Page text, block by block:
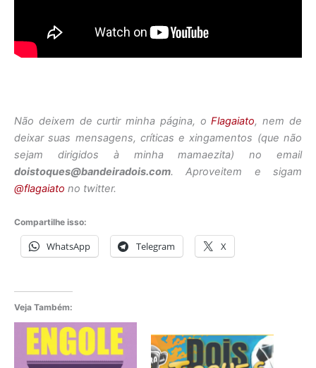
Não deixem de curtir minha página, oFlagaiato, nem de
deixar suas mensagens, críticas e xingamentos (que não
sejam dirigidos à minha mamaezita) no email
doistoques@bandeiradois.com. Aproveitem e sigam
@flagaiato no twitter.
Compartilhe isso:
WhatsApp Telegram X
Veja Também: